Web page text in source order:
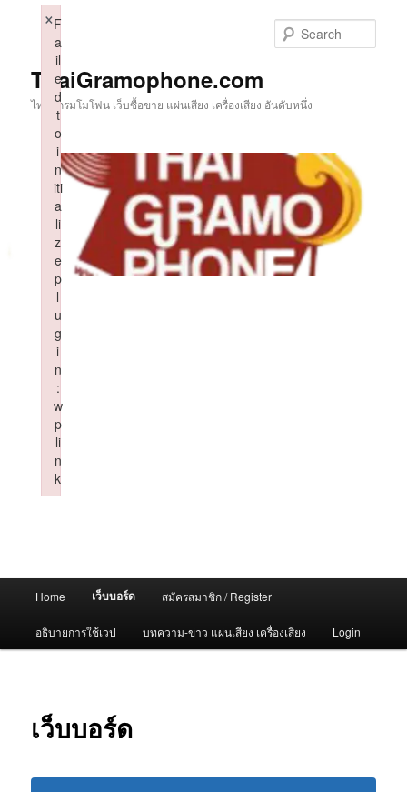
ThaiGramophone.com
ไทยแกรมโมโฟน เว็บซื้อขาย แผ่นเสียง เครื่องเสียง อันดับหนึ่ง
Home เว็บบอร์ด สมัครสมาชิก / Register
อธิบายการใช้เวป บทความ-ข่าว แผ่นเสียง เครื่องเสียง Login
เว็บบอร์ด
F
a
il
e
d
t
o
i
n
iti
a
li
z
e
p
l
u
g
i
n
:
w
p
li
n
k
×
Failed to initialize plugin: wplink